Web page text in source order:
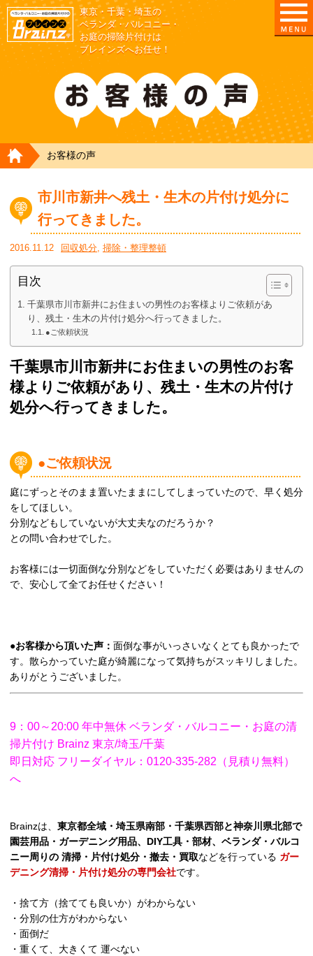
東京/埼玉/千葉/神奈川の ベランダ・庭の清掃片付け
東京・千葉・埼玉の
ベランダ・バルコニー・
お庭の掃除片付けは
ブレインズへお任せ！
HOME
お客様の声
市川市新井へ残土・生木の片付け処分に
行ってきました。
2016.11.12 回収処分, 掃除・整理整頓
目次
千葉県市川市新井にお住まいの男性のお客様よりご依頼があ
り、残土・生木の片付け処分へ行ってきました。
●ご依頼状況
千葉県市川市新井にお住まいの男性のお客
様よりご依頼があり、残土・生木の片付け
処分へ行ってきました。
●ご依頼状況
庭にずっとそのまま置いたままにしてしまっていたので、早く処分
をしてほしい。
分別などもしていないが大丈夫なのだろうか？
との問い合わせでした。
お客様には一切面倒な分別などをしていただく必要はありませんの
で、安心して全てお任せください！
●お客様から頂いた声： 面倒な事がいっさいなくとても良かったで
す。散らかっていた庭が綺麗になって気持ちがスッキリしました。
ありがとうございました。
9：00～20:00 年中無休 ベランダ・バルコニー・お庭の清
掃片付け Brainz 東京/埼玉/千葉
即日対応 フリーダイヤル：0120-335-282（見積り無料）
へ
Brainzは、 東京都全域・埼玉県南部・千葉県西部と神奈川県北部で
園芸用品・ガーデニング用品、DIY工具・部材、ベランダ・バルコ
ニー周りの 清掃・片付け処分・撤去・買取などを行っている ガー
デニング清掃・片付け処分の専門会社です。
・捨て方（捨てても良いか）がわからない
・分別の仕方がわからない
・面倒だ
・重くて、大きくて 運べない